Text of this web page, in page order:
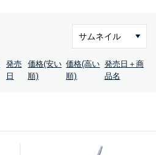
発売
日
価格(安い
順)
価格(高い
順)
発売日＋商
品名